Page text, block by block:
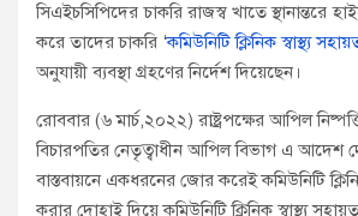
সিএইচসিপিদের চাকরি রাজস্ব খাতে স্থানান্তরে
করে তাদের চাকরি ‌‘কমিউনিটি ক্লিনিক স্বাস্থ্য
অনুযায়ী ব্যবস্থা গ্রহণের নির্দেশ দিয়েছেন।
রোববার (৬ মার্চ,২০২২) রাষ্ট্রপক্ষের আপিল
বিচারপতির নেতৃত্বাধীন আপিল বিভাগ এ আদেশ
বাস্তবায়নে একধরনের জোর করেই কমিউনিটি
করার দোহাই দিয়ে কমিউনিটি ক্লিনিক স্বাস্থ্য